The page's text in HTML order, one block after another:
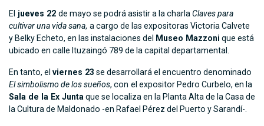
El jueves 22 de mayo se podrá asistir a la charlaClaves para
cultivar una vida sana, a cargo de las expositoras Victoria Calvete
y Belky Echeto, en las instalaciones del
Museo Mazzoni que está
ubicado en calle Ituzaingó 789 de la capital departamental.
En tanto, el viernes 23 se desarrollará el encuentro denominado
El simbolismo de los sueños, con el expositor Pedro Curbelo, en la
Sala de la Ex Juntaque se localiza en la Planta Alta de la Casa de
la Cultura de Maldonado -en Rafael Pérez del Puerto y Sarandí-.